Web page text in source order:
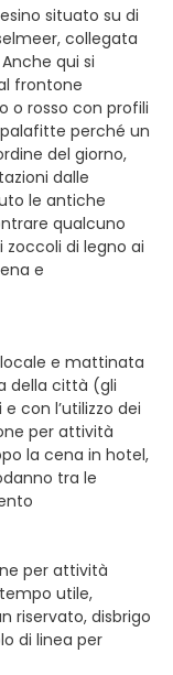
situato su di
collegata
qui si
frontone
o rosso con profili
perché un
del giorno,
dalle
le antiche
qualcuno
di legno ai
e
e mattinata
della città (gli
con l’utilizzo dei
per attività
la cena in hotel,
tra le
per attività
utile,
riservato, disbrigo
di linea per